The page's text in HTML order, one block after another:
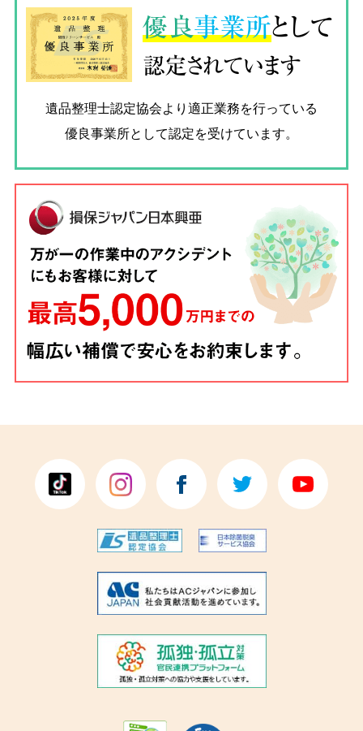
優良事業所として
認定されています
遺品整理士認定協会より適正業務を行っている
優良事業所として認定を受けています。